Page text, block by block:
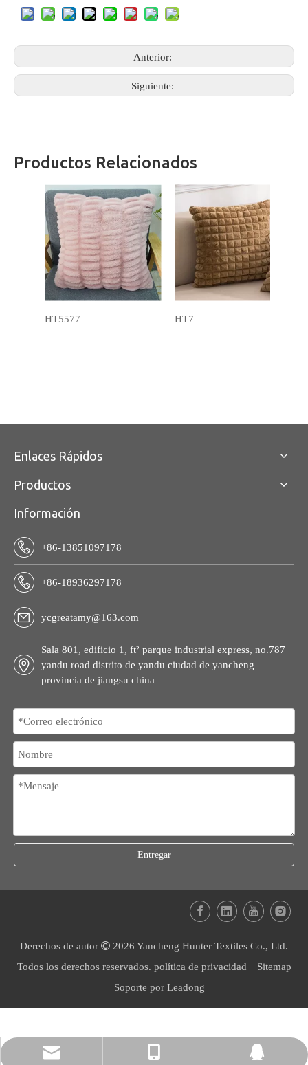
Anterior:
Siguiente:
Productos Relacionados
HT5577 HT7
Enlaces Rápidos
Productos
ycgreatamy@163.com
+86-13851097178
1301515755
Información
+86-13851097178
+86-18936297178
ycgreatamy@163.com
Sala 801, edificio 1, ft² parque industrial express, no.787
yandu road distrito de yandu ciudad de yancheng
provincia de jiangsu china
Entregar
Derechos de autor  2026 Yancheng Hunter Textiles Co., Ltd.
Todos los derechos reservados. política de privacidad
Sitemap
｜Soporte por Leadong